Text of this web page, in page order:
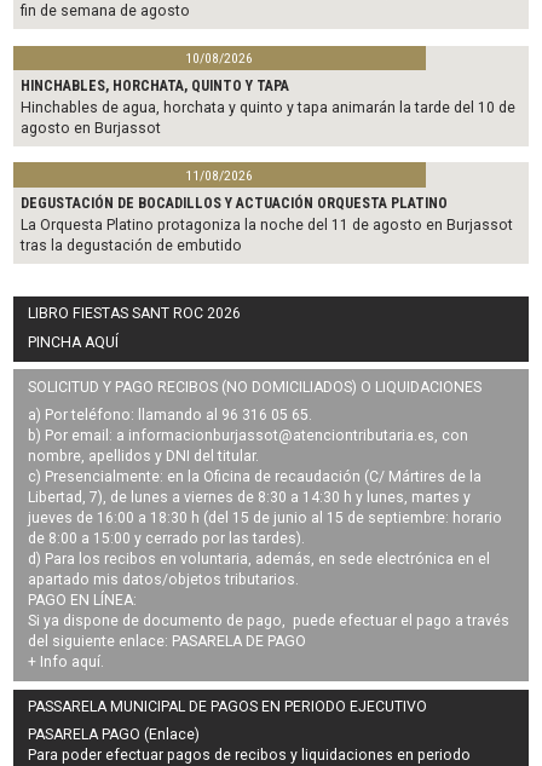
fin de semana de agosto
10/08/2026
HINCHABLES, HORCHATA, QUINTO Y TAPA
Hinchables de agua, horchata y quinto y tapa animarán la tarde del 10 de
agosto en Burjassot
11/08/2026
DEGUSTACIÓN DE BOCADILLOS Y ACTUACIÓN ORQUESTA PLATINO
La Orquesta Platino protagoniza la noche del 11 de agosto en Burjassot
tras la degustación de embutido
LIBRO FIESTAS SANT ROC 2026
PINCHA AQUÍ
SOLICITUD Y PAGO RECIBOS (NO DOMICILIADOS) O LIQUIDACIONES
a) Por teléfono: llamando al 96 316 05 65.
b) Por email: a informacionburjassot@atenciontributaria.es, con
nombre, apellidos y DNI del titular.
c) Presencialmente: en la Oficina de recaudación (C/ Mártires de la
Libertad, 7), de lunes a viernes de 8:30 a 14:30 h y lunes, martes y
jueves de 16:00 a 18:30 h (del 15 de junio al 15 de septiembre: horario
de 8:00 a 15:00 y cerrado por las tardes).
d) Para los recibos en voluntaria, además, en sede electrónica en el
apartado mis datos/objetos tributarios.
PAGO EN LÍNEA:
Si ya dispone de documento de pago, puede efectuar el pago a través
del siguiente enlace: PASARELA DE PAGO
+ Info aquí.
PASSARELA MUNICIPAL DE PAGOS EN PERIODO EJECUTIVO
PASARELA PAGO (Enlace)
Para poder efectuar pagos derecibos y liquidaciones en periodo